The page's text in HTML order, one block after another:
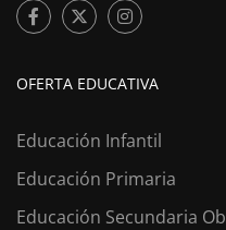
OFERTA EDUCATIVA
Educación Infantil
Educación Primaria
Educación Secundaria